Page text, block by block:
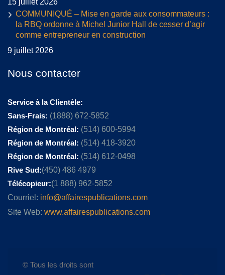
15 juillet 2026
COMMUNIQUÉ – Mise en garde aux consommateurs :
la RBQ ordonne à Michel Junior Hall de cesser d’agir
comme entrepreneur en construction
9 juillet 2026
Nous contacter
Service à la Clientèle:
Sans-Frais: (1888) 672-5852
Région de Montréal: (514) 600-5994
Région de Montréal: (514) 418-3920
Région de Montréal: (514) 612-0498
Rive Sud:(450) 486 4979
Télécopieur:(1 888) 962-5852
Courriel: info@affairespublications.com
Site Web: www.affairespublications.com
© Tous les droits sont